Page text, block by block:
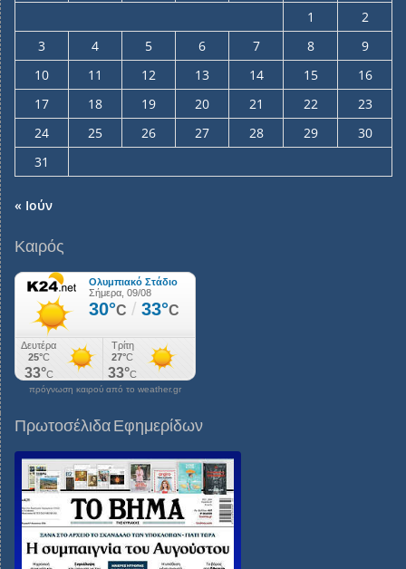
1
2
3
4 5 6 7 8
9
10
11 12 13 14 15
16
17
18 19 20 21 22
23
24
25 26 27 28 29
30
31
« Ιούν
Καιρός
πρόγνωση καιρού από το weather.gr
Πρωτοσέλιδα Εφημερίδων